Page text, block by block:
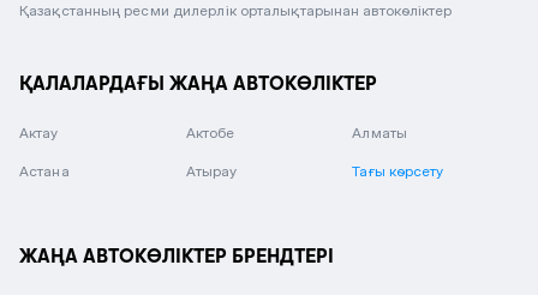
Қазақстанның ресми дилерлік орталықтарынан автокөліктер
ҚАЛАЛАРДАҒЫ ЖАҢА АВТОКӨЛІКТЕР
Актау Актобе Алматы
Астана Атырау Тағы көрсету
ЖАҢА АВТОКӨЛІКТЕР БРЕНДТЕРІ